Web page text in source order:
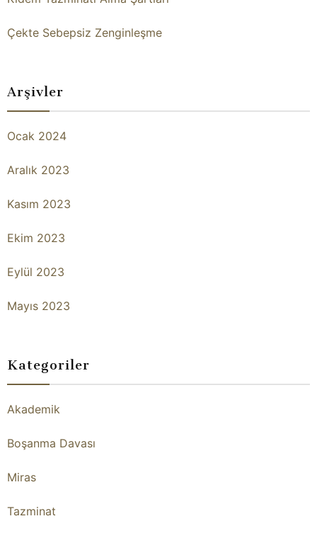
Çekte Sebepsiz Zenginleşme
Arşivler
Ocak 2024
Aralık 2023
Kasım 2023
Ekim 2023
Eylül 2023
Mayıs 2023
Kategoriler
Akademik
Boşanma Davası
Miras
Tazminat